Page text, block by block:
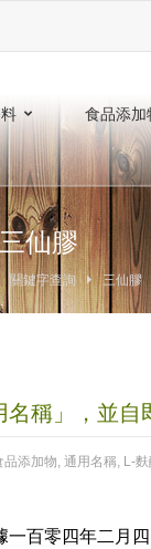
食品添加
三仙膠
關鍵字查詢 三仙膠
稱」，並自
品添加物, 通用名稱, L-
百零四年二月